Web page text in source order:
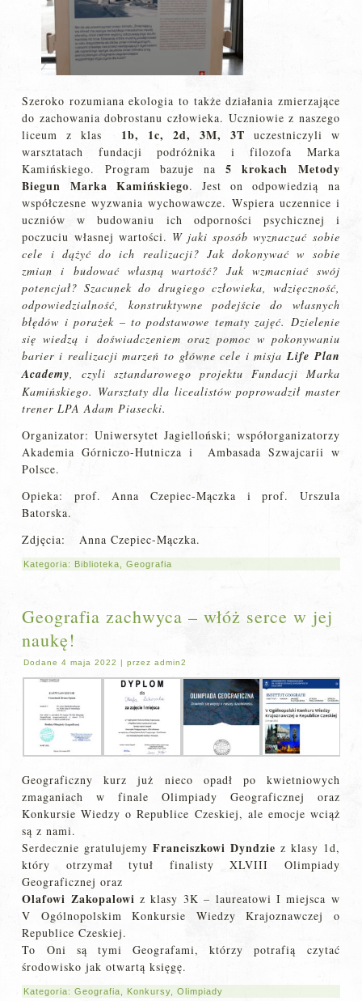
Szeroko rozumiana ekologia to także działania zmierzające
do zachowania dobrostanu człowieka. Uczniowie z naszego
liceum z klas 1b, 1c, 2d, 3M, 3T uczestniczyli w
warsztatach fundacji podróżnika i filozofa Marka
Kamińskiego. Program bazuje na5 krokach Metody
Biegun Marka Kamińskiego. Jest on odpowiedzią na
współczesne wyzwania wychowawcze. Wspiera uczennice i
uczniów w budowaniu ich odporności psychicznej i
poczuciu własnej wartości. W jaki sposób wyznaczać sobie
cele i dążyć do ich realizacji? Jak dokonywać w sobie
zmian i budować własną wartość? Jak wzmacniać swój
potencjał? Szacunek do drugiego człowieka, wdzięczność,
odpowiedzialność, konstruktywne podejście do własnych
błędów i porażek – to podstawowe tematy zajęć. Dzielenie
się wiedzą i doświadczeniem oraz pomoc w pokonywaniu
barier i realizacji marzeń to główne cele i misja Life Plan
Academy , czyli sztandarowego projektu Fundacji Marka
Kamińskiego. Warsztaty dla licealistów poprowadził master
trener LPA Adam Piasecki.
Organizator: Uniwersytet Jagielloński; współorganizatorzy
Akademia Górniczo-Hutnicza i Ambasada Szwajcarii w
Polsce.
Opieka: prof. Anna Czepiec-Mączka i prof. Urszula
Batorska.
Zdjęcia: Anna Czepiec-Mączka.
Kategoria: Biblioteka ,Geografia
Geografia zachwyca – włóż serce w jej
naukę!
Dodane 4 maja 2022 |przez admin2
Geograficzny kurz już nieco opadł po kwietniowych
zmaganiach w finale Olimpiady Geograficznej oraz
Konkursie Wiedzy o Republice Czeskiej, ale emocje wciąż
są z nami.
Serdecznie gratulujemyFranciszkowi Dyndzie z klasy 1d,
który otrzymał tytuł finalisty XLVIII Olimpiady
Geograficznej oraz
Olafowi Zakopalowi z klasy 3K – laureatowi I miejsca w
V Ogólnopolskim Konkursie Wiedzy Krajoznawczej o
Republice Czeskiej.
To Oni są tymi Geografami, którzy potrafią czytać
środowisko jak otwartą księgę.
Kategoria:Geografia Konkursy ,Olimpiady